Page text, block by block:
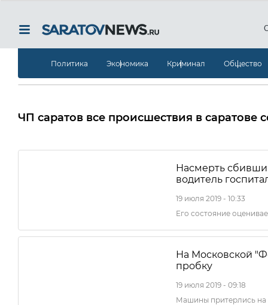
Политика Экономика Криминал Общество
ЧП саратов все происшествия в саратове
Насмерть
водитель
19 июля 2019 - 10:33
Его состояние
На Московской
пробку
19 июля 2019 - 09:18
Машины притерлись на